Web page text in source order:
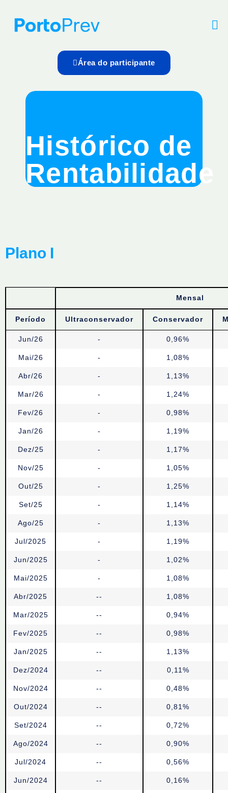
Área do participante
Histórico de
Rentabilidade
Plano I
Mensal
Período Ultraconservador Conservador
Jun/26 - 0,96%
Mai/26 - 1,08%
Abr/26 - 1,13%
Mar/26 - 1,24%
Fev/26 - 0,98%
Jan/26 - 1,19%
Dez/25 - 1,17%
Nov/25 - 1,05%
Out/25 - 1,25%
Set/25 - 1,14%
Ago/25 - 1,13%
Jul/2025 - 1,19%
Jun/2025 - 1,02%
Mai/2025 - 1,08%
Abr/2025 -- 1,08%
Mar/2025 -- 0,94%
Fev/2025 -- 0,98%
Jan/2025 -- 1,13%
Dez/2024 -- 0,11%
Nov/2024 -- 0,48%
Out/2024 -- 0,81%
Set/2024 -- 0,72%
Ago/2024 -- 0,90%
Jul/2024 -- 0,56%
Jun/2024 -- 0,16%